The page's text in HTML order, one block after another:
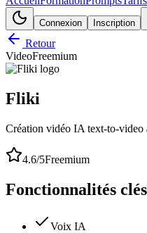
Connexion Inscription
Retour
VideoFreemium
Fliki
Création vidéo IA text-to-video
4.6/5Freemium
Fonctionnalités clés
Voix IA